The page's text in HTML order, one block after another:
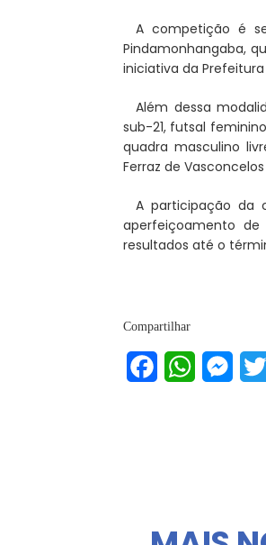
A competição é
Pindamonhangaba,
iniciativa da
Além dessa
sub-21, futsal
quadra masculino
Ferraz de
A participação da
aperfeiçoamento
resultados até o
Compartilhar
FacebookWhatsApp